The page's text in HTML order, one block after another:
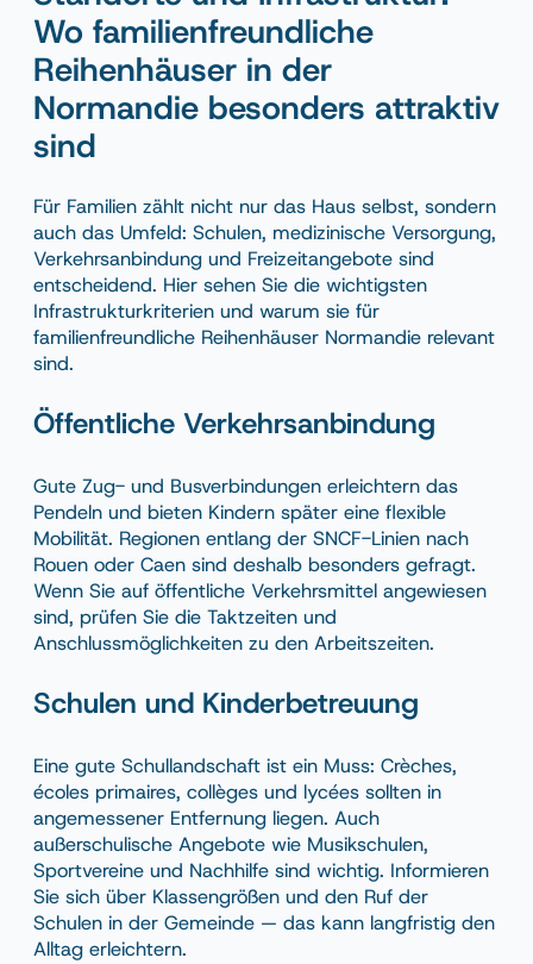
Wo familienfreundliche
Reihenhäuser in der
Normandie besonders attraktiv
sind
Für Familien zählt nicht nur das Haus selbst, sondern
auch das Umfeld: Schulen, medizinische Versorgung,
Verkehrsanbindung und Freizeitangebote sind
entscheidend. Hier sehen Sie die wichtigsten
Infrastrukturkriterien und warum sie für
familienfreundliche Reihenhäuser Normandie relevant
sind.
Öffentliche Verkehrsanbindung
Gute Zug- und Busverbindungen erleichtern das
Pendeln und bieten Kindern später eine flexible
Mobilität. Regionen entlang der SNCF-Linien nach
Rouen oder Caen sind deshalb besonders gefragt.
Wenn Sie auf öffentliche Verkehrsmittel angewiesen
sind, prüfen Sie die Taktzeiten und
Anschlussmöglichkeiten zu den Arbeitszeiten.
Schulen und Kinderbetreuung
Eine gute Schullandschaft ist ein Muss: Crèches,
écoles primaires, collèges und lycées sollten in
angemessener Entfernung liegen. Auch
außerschulische Angebote wie Musikschulen,
Sportvereine und Nachhilfe sind wichtig. Informieren
Sie sich über Klassengrößen und den Ruf der
Schulen in der Gemeinde — das kann langfristig den
Alltag erleichtern.